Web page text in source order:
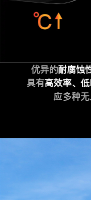
优异的耐腐蚀
具有高效率、
应多种无